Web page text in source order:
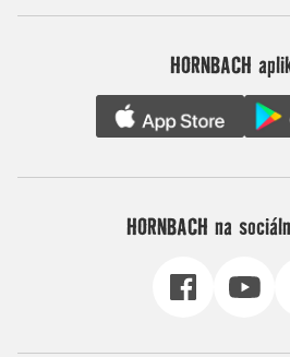
HORNBACH
HORNBACH na